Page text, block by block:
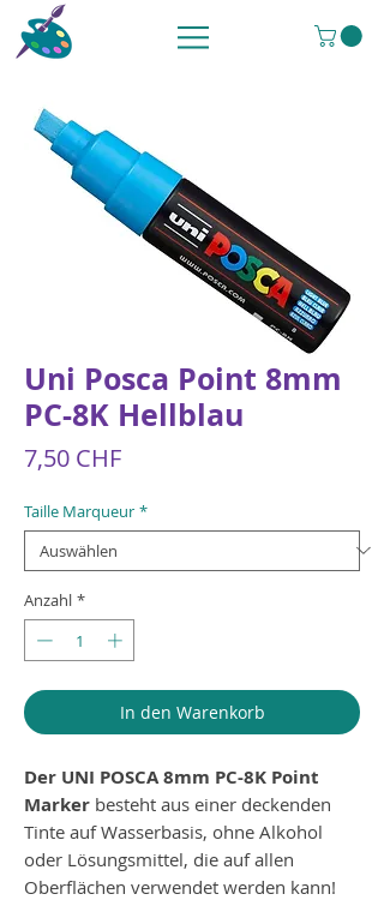
Uni Posca Point 8mm
PC-8K Hellblau
7,50 CHFPreis
Taille Marqueur *
Anzahl *
In den Warenkorb
Der UNI POSCA 8mm PC-8K Point
Marker besteht aus einer deckenden
Tinte auf Wasserbasis, ohne Alkohol
oder Lösungsmittel, die auf allen
Oberflächen verwendet werden kann!